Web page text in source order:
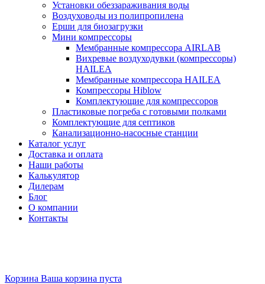
Установки обеззараживания воды
Воздуховоды из полипропилена
Ерши для биозагрузки
Мини компрессоры
Мембранные компрессора AIRLAB
Вихревые воздуходувки (компрессоры)
HAILEA
Мембранные компрессора HAILEA
Компрессоры Hiblow
Комплектующие для компрессоров
Пластиковые погреба с готовыми полками
Комплектующие для септиков
Канализационно-насосные станции
Каталог услуг
Доставка и оплата
Наши работы
Калькулятор
Дилерам
Блог
О компании
Контакты
Корзина Ваша корзина пуста